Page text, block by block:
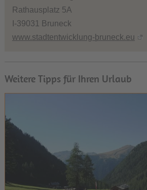
Rathausplatz 5A
I-39031 Bruneck
www.stadtentwicklung-bruneck.eu
Weitere Tipps für Ihren Urlaub